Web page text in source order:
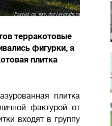
терракотовые
фигурки, а
плитка
плитка
фактурой от
входят в группу